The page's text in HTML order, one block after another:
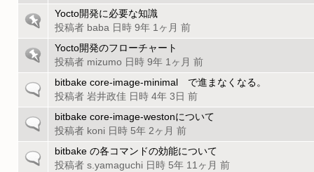
定
さ
た
ト
ピ
部
に
定
さ
た
ピ
ト
上
部
に
定
さ
た
ト
ピ
リ
ト
上
部
に
定
さ
た
Yocto開発に必要な知識
投稿者 baba 日時 9年 1ヶ月 前
リ
ト
上
部
に
定
さ
Yocto開発のフローチャート
投稿者 mizumo 日時 9年 1ヶ月 前
一
の
ト
ピ
ッ
bitbake core-image-minimal で進まなくなる。
投稿者 岩井政佳 日時 4年 3日 前
一
の
ト
bitbake core-image-westonについて
投稿者 koni 日時 5年 2ヶ月 前
一
bitbake の各コマンドの効能について
投稿者 s.yamaguchi 日時 5年 11ヶ月 前